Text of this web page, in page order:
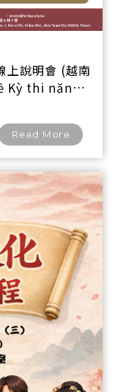
上說明會 (越南
Kỳ thi năng
Read More